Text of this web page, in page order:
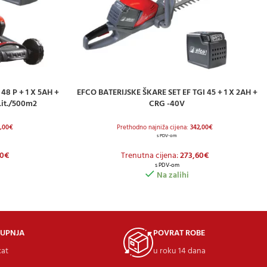
P + 1 X 5AH +
500m2
€
€
DODAJ U KOŠARICU
EFCO BATERIJSKE ŠKARE SET EF TGI 45 + 1 X 2AH +
CRG -40V
Prethodno najniža cijena: 342,00€
s PDV-om
Trenutna cijena:273,60€
s PDV-om
Na zalihi
POVRAT ROBE
u roku 14 dana